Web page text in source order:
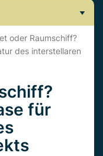
oder Raumschiff?
des interstellaren
für